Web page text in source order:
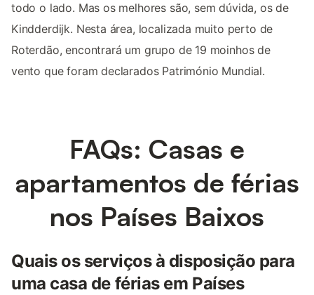
todo o lado. Mas os melhores são, sem dúvida, os de
Kindderdijk. Nesta área, localizada muito perto de
Roterdão, encontrará um grupo de 19 moinhos de
vento que foram declarados Património Mundial.
FAQs: Casas e
apartamentos de férias
nos Países Baixos
Quais os serviços à disposição para
uma casa de férias em Países